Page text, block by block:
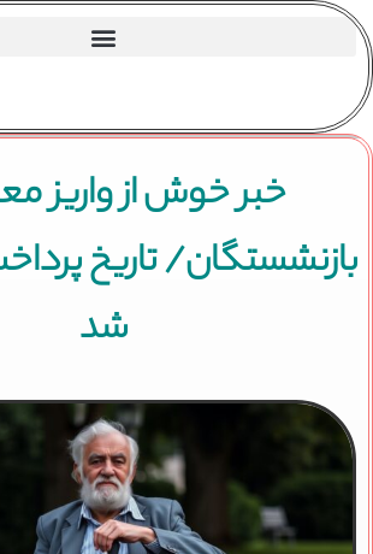
خبر خوش از واریز
بازنشستگان/ تاریخ
شد